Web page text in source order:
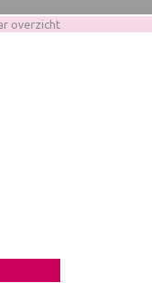
overzicht